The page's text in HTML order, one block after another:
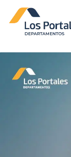
Medidas de
julio 2, 2021por